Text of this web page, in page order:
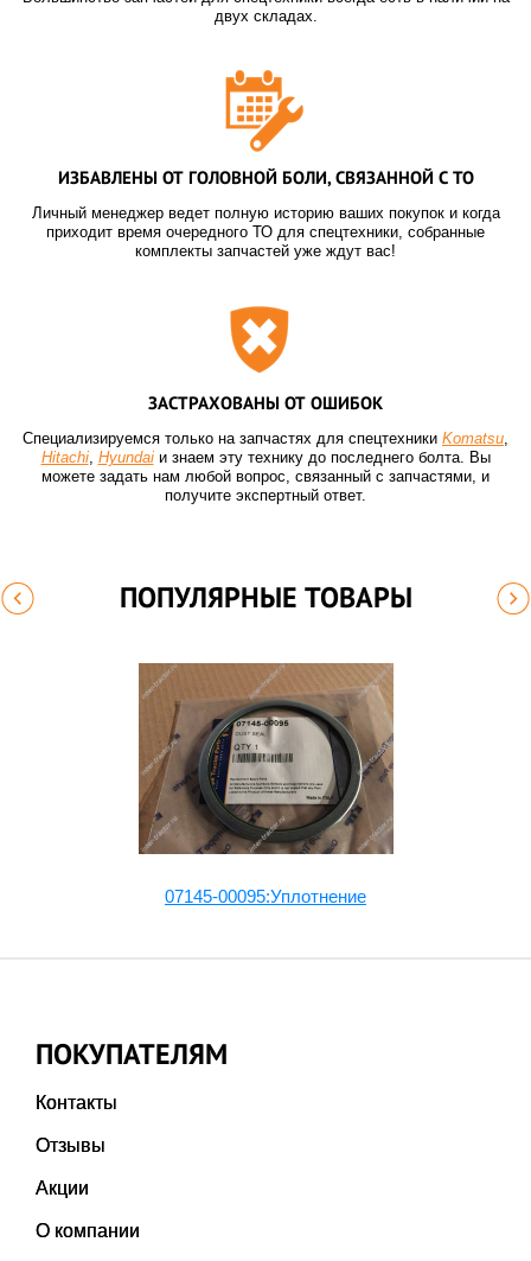
двух складах.
ИЗБАВЛЕНЫ ОТ ГОЛОВНОЙ БОЛИ, СВЯЗАННОЙ С ТО
Личный менеджер ведет полную историю ваших покупок и когда
приходит время очередного ТО для спецтехники, собранные
комплекты запчастей уже ждут вас!
ЗАСТРАХОВАНЫ ОТ ОШИБОК
Специализируемся только на запчастях для спецтехники Komatsu,
Hitachi, Hyundaiи знаем эту технику до последнего болта. Вы
можете задать нам любой вопрос, связанный с запчастями, и
получите экспертный ответ.
ПОПУЛЯРНЫЕ ТОВАРЫ
07145-00095:Уплотнение
ПОКУПАТЕЛЯМ
Контакты
Отзывы
Акции
О компании